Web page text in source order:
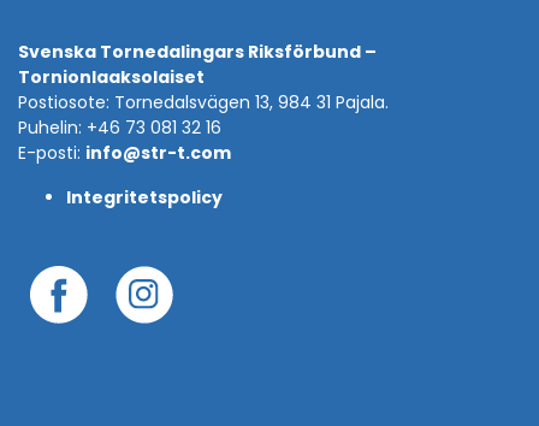
Svenska Tornedalingars Riksförbund –
Tornionlaaksolaiset
Postiosote: Tornedalsvägen 13, 984 31 Pajala.
Puhelin: +46 73 081 32 16
E-posti: info@str-t.com
Integritetspolicy